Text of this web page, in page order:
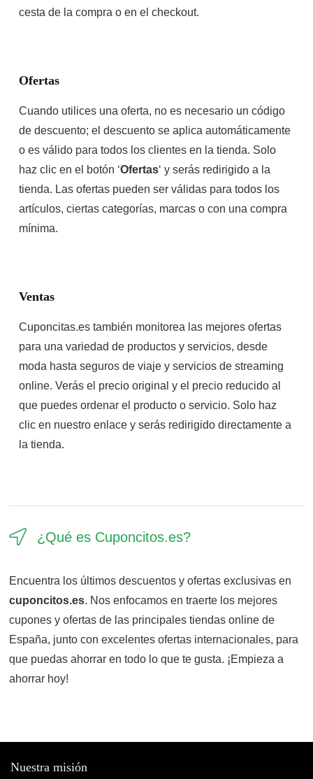
cesta de la compra o en el checkout.
Ofertas
Cuando utilices una oferta, no es necesario un código
de descuento; el descuento se aplica automáticamente
o es válido para todos los clientes en la tienda. Solo
haz clic en el botón ‘Ofertas‘ y serás redirigido a la
tienda. Las ofertas pueden ser válidas para todos los
artículos, ciertas categorías, marcas o con una compra
mínima.
Ventas
Cuponcitas.es también monitorea las mejores ofertas
para una variedad de productos y servicios, desde
moda hasta seguros de viaje y servicios de streaming
online. Verás el precio original y el precio reducido al
que puedes ordenar el producto o servicio. Solo haz
clic en nuestro enlace y serás redirigido directamente a
la tienda.
¿Qué es Cuponcitos.es?​
Encuentra los últimos descuentos y ofertas exclusivas en
cuponcitos.es. Nos enfocamos en traerte los mejores
cupones y ofertas de las principales tiendas online de
España, junto con excelentes ofertas internacionales, para
que puedas ahorrar en todo lo que te gusta. ¡Empieza a
ahorrar hoy!
Nuestra misión